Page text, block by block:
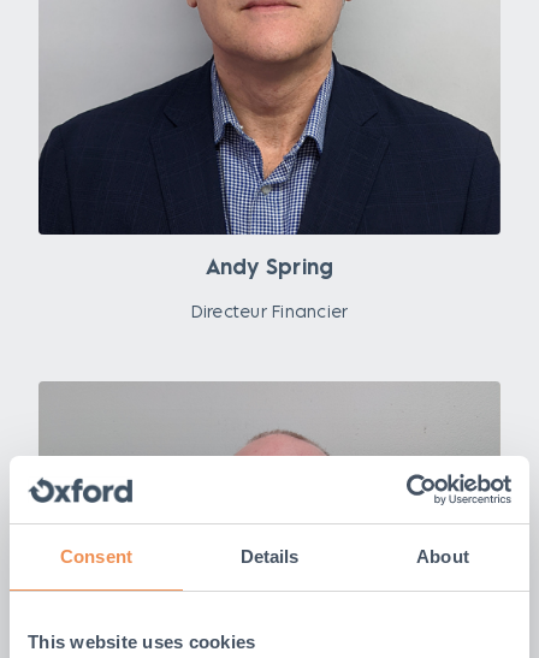
Consent Details About
This website uses cookies
Andy Spring
Directeur Financier